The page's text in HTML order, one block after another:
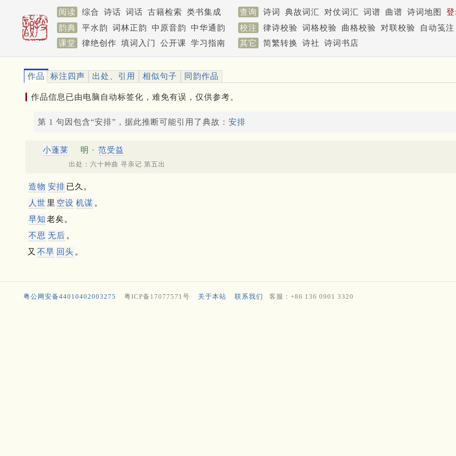
阅读 综合 诗话 词话 古籍检索 类书集成 查询 诗词 典故词汇 对仗词汇 词谱 曲谱 诗词地图
韵典
平水韵 词林正韵 中原音韵 中华通韵 校注 律诗校验 词格校验 曲格校验 对联校验
自动笺注
课堂
律绝创作 填词入门 公开课 学习指南 其它 简繁转换 诗社 诗词书店
作品 标注四声 出处、引用 相似句子 同韵作品
作品信息已由电脑自动标签化，难免有误，仅供参考。
第 1 句因包含“安排”，据此推断可能引用了典故： 安排
小蓬莱 明 · 范受益
出处：六十种曲 寻亲记 第五出
造物 安排 已久。
人世 里 空设 机谋 。
早知 老矣。
不思 无后 。
又 不早 回头 。
粤公网安备44010402003275 粤ICP备17077571号 关于本站 联系我们 客服：+86 136 0901 3320